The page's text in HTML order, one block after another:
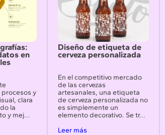
en
y
clara
la
y mej...
Diseño de etiqueta de
cerveza personalizada
En el competitivo mercado
de las cervezas
artesanales, una etiqueta
de cerveza personalizada no
es simplemente un
elemento decorativo. Se tr...
Leer más